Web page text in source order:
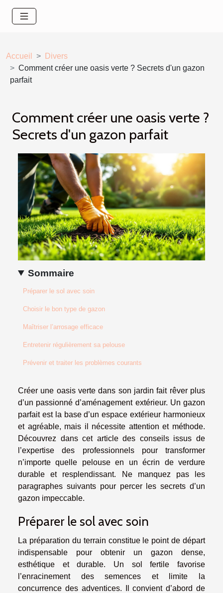
Accueil
Divers
Comment créer une oasis verte ? Secrets d'un gazon
parfait
Comment créer une oasis verte ?
Secrets d'un gazon parfait
Sommaire
Préparer le sol avec soin
Choisir le bon type de gazon
Maîtriser l’arrosage efficace
Entretenir régulièrement sa pelouse
Prévenir et traiter les problèmes courants
Créer une oasis verte dans son jardin fait rêver plus
d’un passionné d’aménagement extérieur. Un gazon
parfait est la base d’un espace extérieur harmonieux
et agréable, mais il nécessite attention et méthode.
Découvrez dans cet article des conseils issus de
l’expertise des professionnels pour transformer
n’importe quelle pelouse en un écrin de verdure
durable et resplendissant. Ne manquez pas les
paragraphes suivants pour percer les secrets d’un
gazon impeccable.
Préparer le sol avec soin
La préparation du terrain constitue le point de départ
indispensable pour obtenir un gazon dense,
esthétique et durable. Un sol fertile favorise
l’enracinement des semences et limite la
concurrence des adventices. Il convient d’abord de